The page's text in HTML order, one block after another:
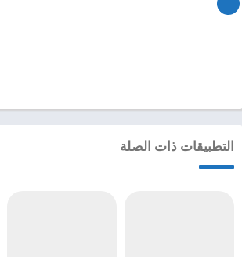
التطبيقات ذات الصلة